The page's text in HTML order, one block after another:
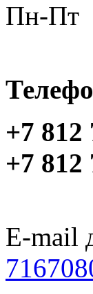
Пн-Пт
+7 812
+7 812
E-mail